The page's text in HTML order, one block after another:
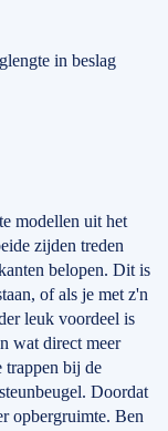
in beslag
modellen uit het
zijden treden
belopen. Dit is
of als je met z'n
leuk voordeel is
wat direct meer
trappen bij de
Doordat
opbergruimte. Ben